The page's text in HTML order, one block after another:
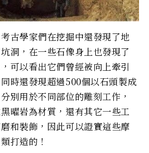
古學家們在挖掘中還發現了地
洞，在一些石像身上也發現了
可以看出它們曾經被向上牽引
時還發現超過500個以石頭製成
別用於不同部位的雕刻工作，
曜岩為材質，還有其它一些工
和裝飾，因此可以證實這些摩
打造的！